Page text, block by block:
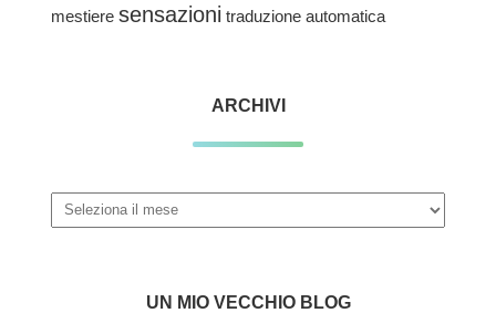
mestiere sensazioni traduzione automatica
ARCHIVI
Archivi
UN MIO VECCHIO BLOG